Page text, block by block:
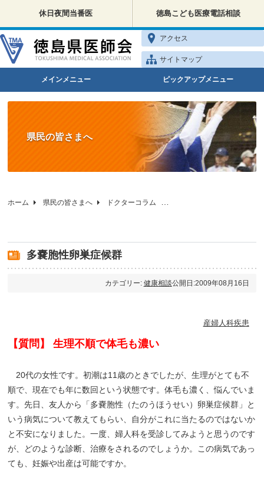
休日夜間当番医 徳島こども医療電話相談
アクセス
サイトマップ
メインメニュー ピックアップメニュー
県民の皆さまへ
ホーム 県民の皆さまへ ドクターコラム
多嚢胞性卵巣症候群
カテゴリー: 健康相談公開日:2009年08月16日
産婦人科疾患
【質問】 生理不順で体毛も濃い
20代の女性です。初潮は11歳のときでしたが、生理がとても不
順で、現在でも年に数回という状態です。体毛も濃く、悩んでいま
す。先日、友人から「多嚢胞性（たのうほうせい）卵巣症候群」と
いう病気について教えてもらい、自分がこれに当たるのではないか
と不安になりました。一度、婦人科を受診してみようと思うのです
が、どのような診断、治療をされるのでしょうか。この病気であっ
ても、妊娠や出産は可能ですか。